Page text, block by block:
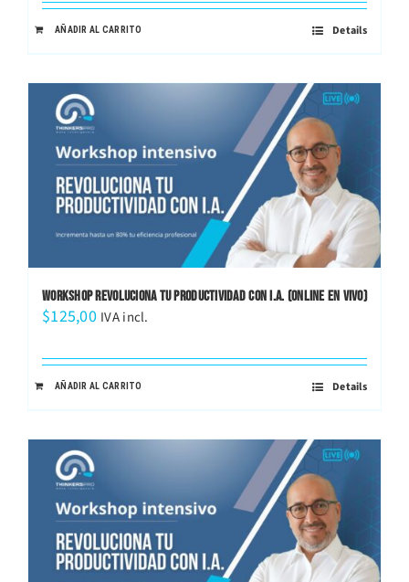
AÑADIR AL CARRITO Details
WORKSHOP REVOLUCIONA TU PRODUCTIVIDAD CON I.A. (ONLINE EN VIVO)
$125,00 IVA incl.
AÑADIR AL CARRITO Details